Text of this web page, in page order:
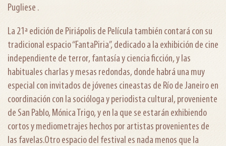
Pugliese .
La 21ª edición de Piriápolis de Película también contará con su
tradicional espacio “FantaPiria”, dedicado a la exhibición de cine
independiente de terror, fantasía y ciencia ficción, y las
habituales charlas y mesas redondas, donde habrá una muy
especial con invitados de jóvenes cineastas de Río de Janeiro en
coordinación con la socióloga y periodista cultural, proveniente
de San Pablo, Mónica Trigo, y en la que se estarán exhibiendo
cortos y mediometrajes hechos por artistas provenientes de
las favelas.Otro espacio del festival es nada menos que la